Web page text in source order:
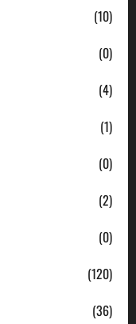
(10)
(0)
(4)
(1)
(0)
(2)
(0)
(120)
(36)